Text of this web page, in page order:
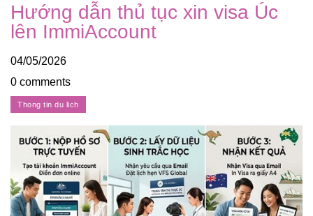
Hướng dẫn thủ tục xin visa Úc
lên ImmiAccount
04/05/2026
0 comments